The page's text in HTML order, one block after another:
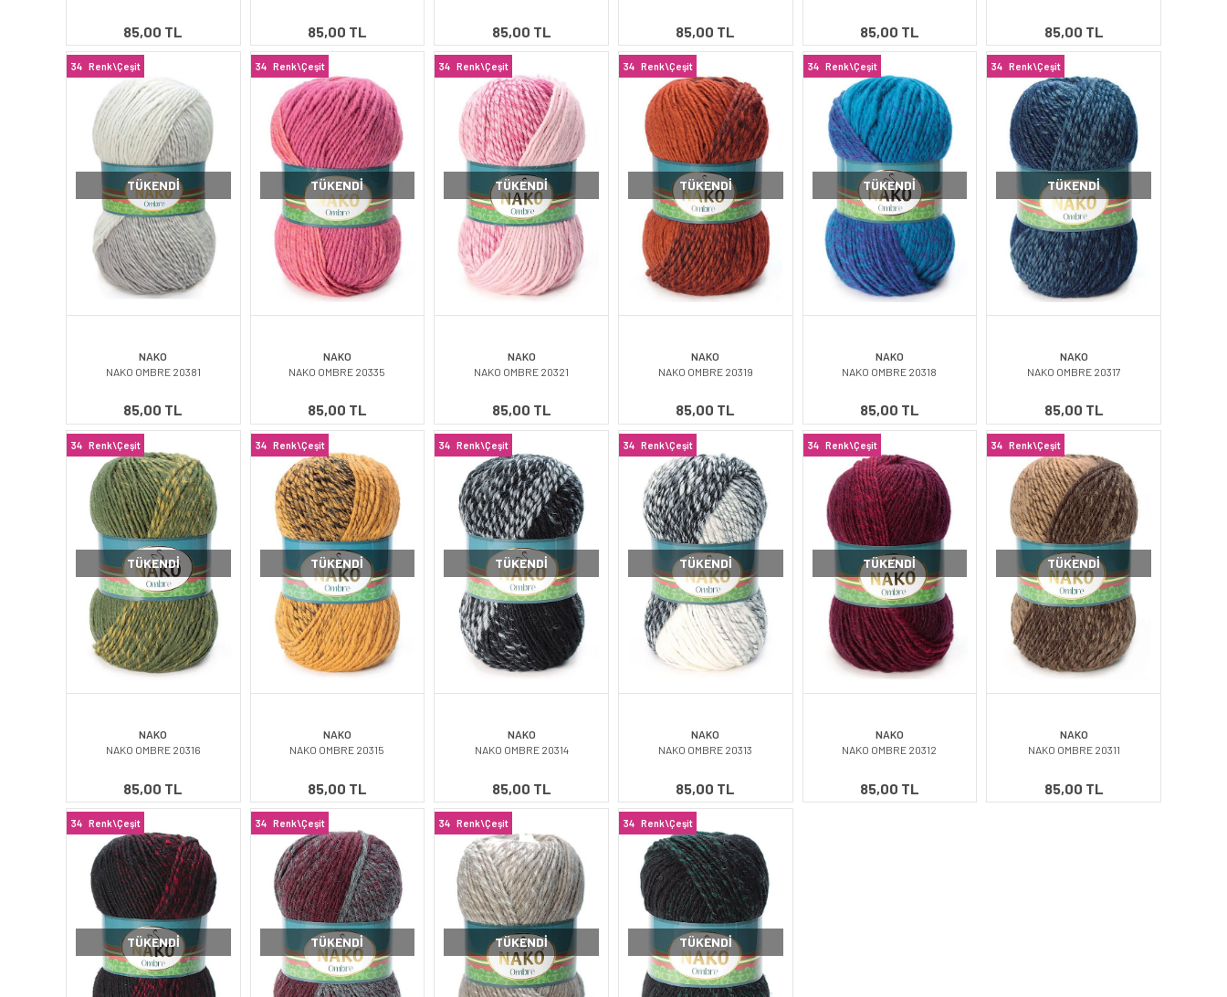
85,00 TL 85,00 TL 85,00 TL 85,00 TL 85,00 TL 85,00 TL
34 Renk\Çeşit
TÜKENDI
NAKO
NAKO OMBRE 20381
85,00 TL
34 Renk\Çeşit
TÜKENDI
NAKO
NAKO OMBRE 20335
85,00 TL
34 Renk\Çeşit
TÜKENDI
NAKO
NAKO OMBRE 20321
85,00 TL
34 Renk\Çeşit
TÜKENDI
NAKO
NAKO OMBRE 20319
85,00 TL
34 Renk\Çeşit
TÜKENDI
NAKO
NAKO OMBRE 20318
85,00 TL
34 Renk\Çeşit
TÜKENDI
NAKO
NAKO OMBRE 20317
85,00 TL
34 Renk\Çeşit
TÜKENDI
NAKO
NAKO OMBRE 20316
85,00 TL
34 Renk\Çeşit
TÜKENDI
NAKO
NAKO OMBRE 20315
85,00 TL
34 Renk\Çeşit
TÜKENDI
NAKO
NAKO OMBRE 20314
85,00 TL
34 Renk\Çeşit
TÜKENDI
NAKO
NAKO OMBRE 20313
85,00 TL
34 Renk\Çeşit
TÜKENDI
NAKO
NAKO OMBRE 20312
85,00 TL
34 Renk\Çeşit
TÜKENDI
NAKO
NAKO OMBRE 20311
85,00 TL
34 Renk\Çeşit
TÜKENDI
34 Renk\Çeşit
TÜKENDI
34 Renk\Çeşit
TÜKENDI
34 Renk\Çeşit
TÜKENDI